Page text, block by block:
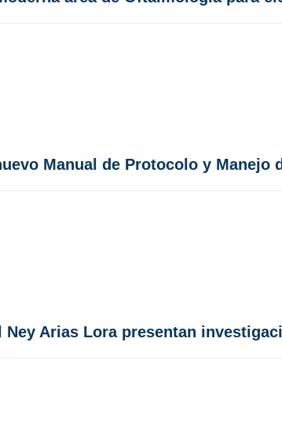
Manual de Protocolo y Manejo
Arias Lora presentan